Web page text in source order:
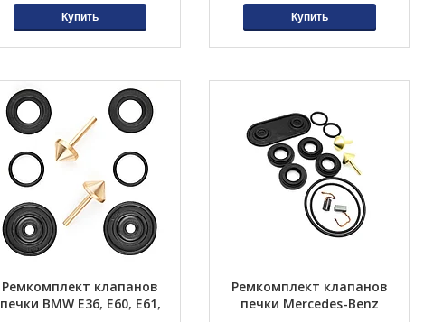
Купить Купить
Ремкомплект клапанов
печки BMW E36, E60, E61,
Ремкомплект клапанов
печки Mercedes-Benz